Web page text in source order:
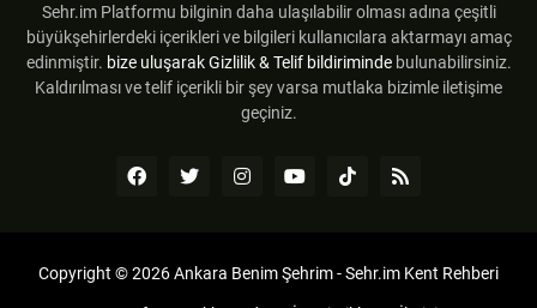
Sehr.im Platformu bilginin daha ulaşılabilir olması adına çeşitli
büyükşehirlerdeki içerikleri ve bilgileri kullanıcılara aktarmayı amaç
edinmiştir. bize uluşarak Gizlilik & Telif bildiriminde bulunabilirsiniz.
Kaldırılması ve telif içerikli bir şey varsa mutlaka bizimle iletişime
geçiniz.
Copyright ©2026Ankara Benim Şehrim - Sehr.im Kent Rehberi